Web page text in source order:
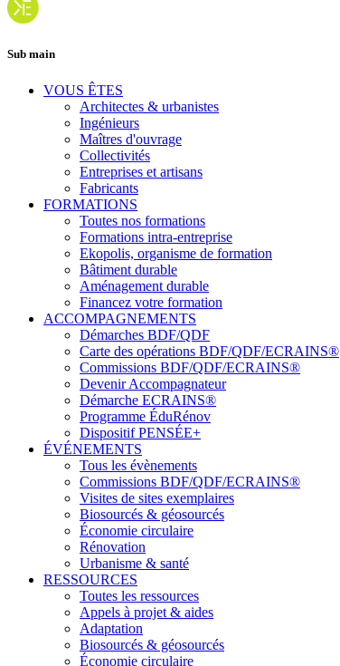
Sub main
VOUS ÊTES
Architectes & urbanistes
Ingénieurs
Maîtres d'ouvrage
Collectivités
Entreprises et artisans
Fabricants
FORMATIONS
Toutes nos formations
Formations intra-entreprise
Ekopolis, organisme de formation
Bâtiment durable
Aménagement durable
Financez votre formation
ACCOMPAGNEMENTS
Démarches BDF/QDF
Carte des opérations BDF/QDF/ECRAINS®
Commissions BDF/QDF/ECRAINS®
Devenir Accompagnateur
Démarche ECRAINS®
Programme ÉduRénov
Dispositif PENSÉE+
ÉVÉNEMENTS
Tous les évènements
Commissions BDF/QDF/ECRAINS®
Visites de sites exemplaires
Biosourcés & géosourcés
Économie circulaire
Rénovation
Urbanisme & santé
RESSOURCES
Toutes les ressources
Appels à projet & aides
Adaptation
Biosourcés & géosourcés
Économie circulaire